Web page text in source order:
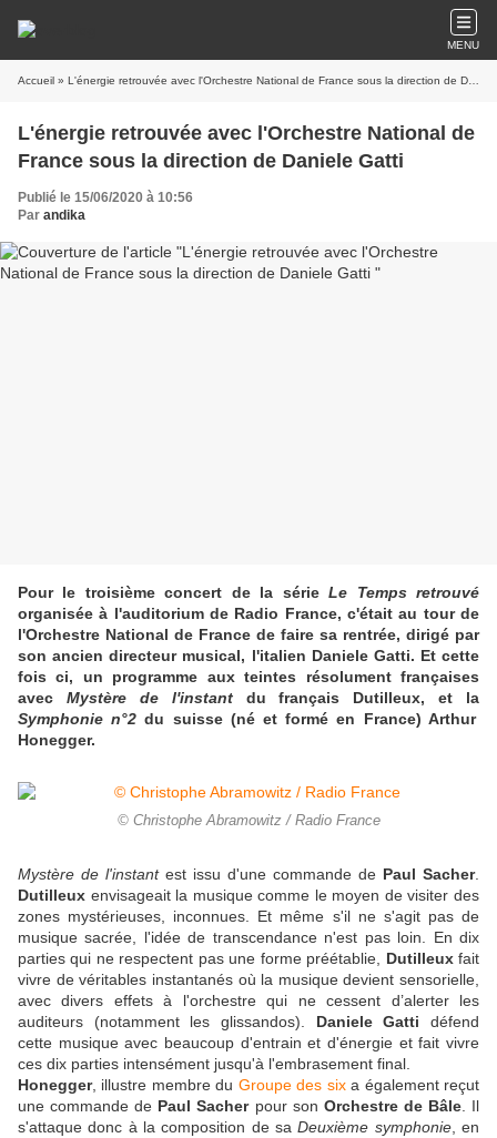
MENU
Accueil » L'énergie retrouvée avec l'Orchestre National de France sous la direction de Daniele Gatti
L'énergie retrouvée avec l'Orchestre National de
France sous la direction de Daniele Gatti
Publié le 15/06/2020 à 10:56
Par andika
Pour le troisième concert de la sérieLe Temps retrouvé
organisée à l'auditorium de Radio France, c'était au tour de
l'Orchestre National de France de faire sa rentrée, dirigé par
son ancien directeur musical, l'italien Daniele Gatti. Et cette
fois ci, un programme aux teintes résolument françaises
avec Mystère de l'instantdu français Dutilleux, et la
Symphonie n°2du suisse (né et formé en France) Arthur
Honegger.
© Christophe Abramowitz / Radio France
Mystère de l'instantest issu d'une commande de Paul Sacher.
Dutilleux envisageait la musique comme le moyen de visiter des
zones mystérieuses, inconnues. Et même s'il ne s'agit pas de
musique sacrée, l'idée de transcendance n'est pas loin. En dix
parties qui ne respectent pas une forme préétablie, Dutilleuxfait
vivre de véritables instantanés où la musique devient sensorielle,
avec divers effets à l'orchestre qui ne cessent d’alerter les
auditeurs (notamment les glissandos). Daniele Gatti défend
cette musique avec beaucoup d'entrain et d'énergie et fait vivre
ces dix parties intensément jusqu'à l'embrasement final.
Honegger, illustre membre du Groupe des sixa également reçut
une commande de Paul Sacherpour son Orchestre de Bâle. Il
s'attaque donc à la composition de saDeuxième symphonie, en